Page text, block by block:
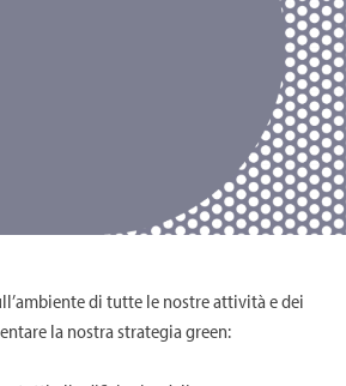
di tutte le nostre attività e dei
la nostra strategia green: